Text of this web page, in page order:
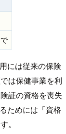
には従来の保険
は保健事業を利
証の資格を喪失
ためには「資格
。